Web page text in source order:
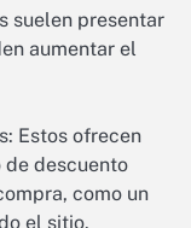
suelen presentar
aumentar el
Estos ofrecen
descuento
como un
el sitio.